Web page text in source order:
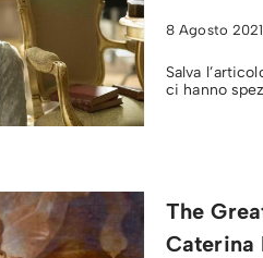
8 Agosto 2021
Salva
ci hanno
The
Caterina